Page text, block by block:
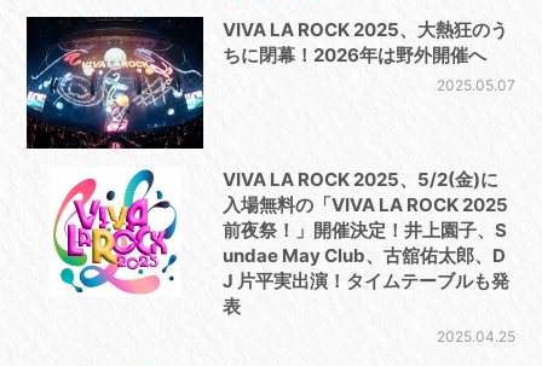
VIVA LA ROCK 2025、⼤熱狂のう
ちに閉幕！2026年は野外開催へ
2025.05.07
VIVA LA ROCK 2025、5/2(金)に
入場無料の「VIVA LA ROCK 2025
前夜祭！」開催決定！井上園⼦、S
undae May Club、古舘佑太郎、D
J ⽚平実出演！タイムテーブルも発
表
2025.04.25